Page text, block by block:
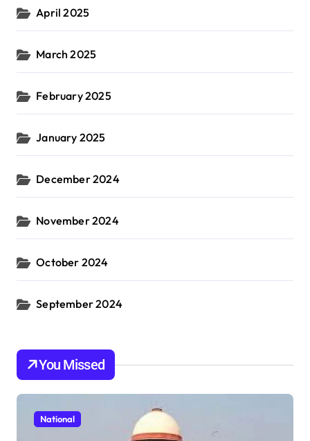
April 2025
March 2025
February 2025
January 2025
December 2024
November 2024
October 2024
September 2024
You Missed
National